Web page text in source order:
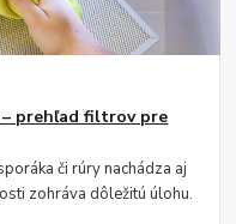
prehľad filtrov pre
či rúry nachádza aj
zohráva dôležitú úlohu.